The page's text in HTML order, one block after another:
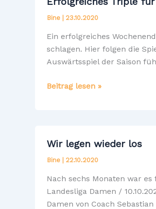
Bine 23.10.2020
Ein erfolgreiches
schlagen. Hier folgen die
Auswärtsspiel der Saison
Erfolgreiches
Beitrag lesen »
Wir legen wieder los
Bine 22.10.2020
Nach sechs Monaten war
Landesliga Damen /
Damen von Coach